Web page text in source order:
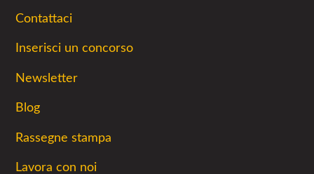
Contattaci
Inserisci un concorso
Newsletter
Blog
Rassegne stampa
Lavora con noi